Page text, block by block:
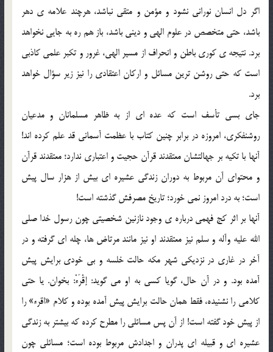
اگر دل انسان نورانی نشود و مؤمن و متقی نباشد، هرچند علامه ی دهر
باشد، حتی متخصص در علوم الهی و دینی باشد، باز هم ره به جایی نخواهد
برد. نتیجه ی کوری باطن و انحراف از مسیر الهی، غرور و تکبر علمی کاذبی
است که حتی روشن ترین مسائل و ارکان اعتقادی را نیز زیر سؤال خواهد
برد.
جای بسی تأسف است که عده ای از به ظاهر مسلمانان و مدعیان
روشنفکری، امروزه در برابر چنین کتاب با عظمت آسمانی قد علم کرده اند!
آنها با تکیه بر جهالتشان معتقدند قرآن حجیت و اعتباری ندارد؛ معتقدند قرآن
و محتوای آن مربوط به دوران زندگی عشیره ای بیش از هزار سال پیش
است؛ به درد امروز نمی خورد؛ تاریخ مصرفش گذشته است!
آنها بر اثر کج فهمی درباره ی وجود نازنین شخصیتی چون رسول خدا صلی
الله علیه و‌آله و سلم نیز معتقدند او نیز مانند مرتاض ها، چله ای گرفته و در
آخر در غاری در نزدیکی شهر مکه حالت خلسه و بی خودی برایش پیش
آمده بود. و در آن حال، گویا کسی به او می گوید: إقْرَءْ: بخوان. یا حتی
کلامی را نشنیده، فقط همان حالت برایش پیش آمده بوده و کلام «اقرء» را
از پیش خود گفته است! از آن پس مسائلی را مطرح کرده که بیشتر به زندگی
عشیره ای و قبیله ای پدران و اجدادش مربوط بوده است؛ مسائلی چون